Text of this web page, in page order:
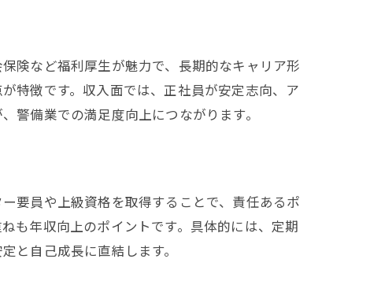
険など福利厚生が魅力で、長期的なキャリア形
特徴です。収入面では、正社員が安定志向、ア
警備業での満足度向上につながります。
要員や上級資格を取得することで、責任あるポ
も年収向上のポイントです。具体的には、定期
と自己成長に直結します。